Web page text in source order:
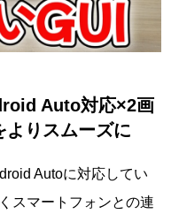
Auto対応×2画
よりスムーズに
Autoに対応してい
スマートフォンとの連